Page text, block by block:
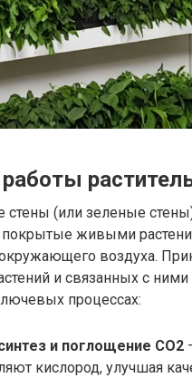
стены (или зеленые
покрытые живыми
воздуха.
и связанных с
процессах:
и поглощение CO2
кислород, улучшая